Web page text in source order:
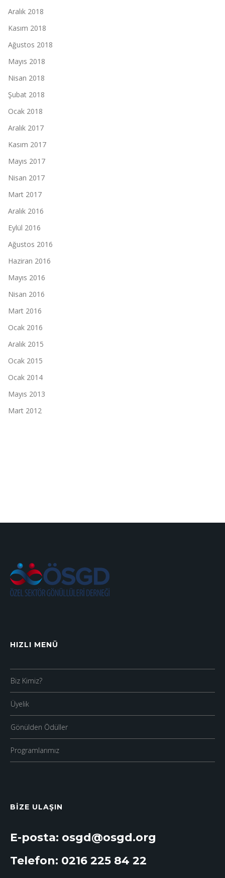
Aralık 2018
Kasım 2018
Ağustos 2018
Mayıs 2018
Nisan 2018
Şubat 2018
Ocak 2018
Aralık 2017
Kasım 2017
Mayıs 2017
Nisan 2017
Mart 2017
Aralık 2016
Eylül 2016
Ağustos 2016
Haziran 2016
Mayıs 2016
Nisan 2016
Mart 2016
Ocak 2016
Aralık 2015
Ocak 2015
Ocak 2014
Mayıs 2013
Mart 2012
HIZLI MENÜ
Biz Kimiz?
Üyelik
Gönülden Ödüller
Programlarımız
BIZE ULAŞIN
E-posta: osgd@osgd.org
Telefon: 0216 225 84 22